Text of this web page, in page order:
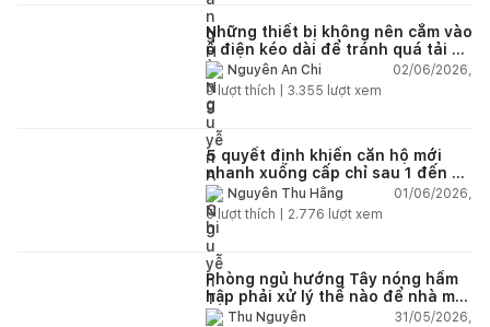
Những thiết bị không nên cắm vào
ổ điện kéo dài để tránh quá tải và
chập cháy trong nhà
Nguyễn An Chi
02/06/2026,
9lượt thích | 3.355 lượt xem
5 quyết định khiến căn hộ mới
nhanh xuống cấp chỉ sau 1 đến 2
nămNguyễn Thu Hằng
01/06/2026,
5lượt thích | 2.776 lượt xem
Phòng ngủ hướng Tây nóng hầm
hập phải xử lý thế nào để nhà mát
hơn?Thu Nguyễn
31/05/2026,